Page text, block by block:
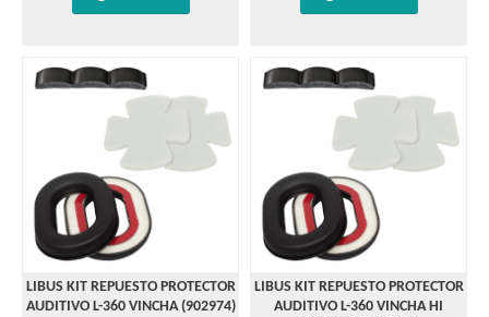
LIBUS KIT REPUESTO PROTECTOR
AUDITIVO L-360 VINCHA (902974)
LIBUS KIT REPUESTO PROTECTOR
AUDITIVO L-360 VINCHA HI